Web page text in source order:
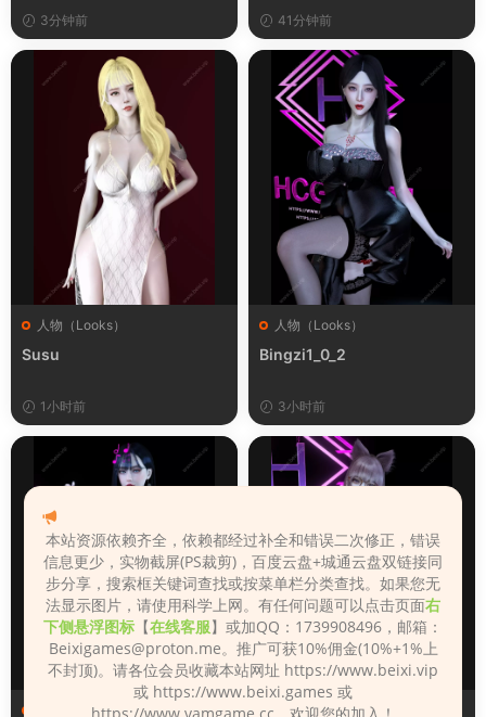
3分钟前 41分钟前
人物（Looks）
Susu
1小时前
人物（Looks）
Bingzi1_0_2
3小时前
人物（Looks） 人物（Looks）
本站资源依赖齐全，依赖都经过补全和错误二次修正，错误
信息更少，实物截屏(PS裁剪)，百度云盘+城通云盘双链接同
步分享，搜索框关键词查找或按菜单栏分类查找。如果您无
法显示图片，请使用科学上网。有任何问题可以点击页面右
下侧悬浮图标 【在线客服】或加QQ：1739908496，邮箱：
Beixigames@proton.me。推广可获10%佣金(10%+1%上
不封顶)。请各位会员收藏本站网址 https://www.beixi.vip
或 https://www.beixi.games 或